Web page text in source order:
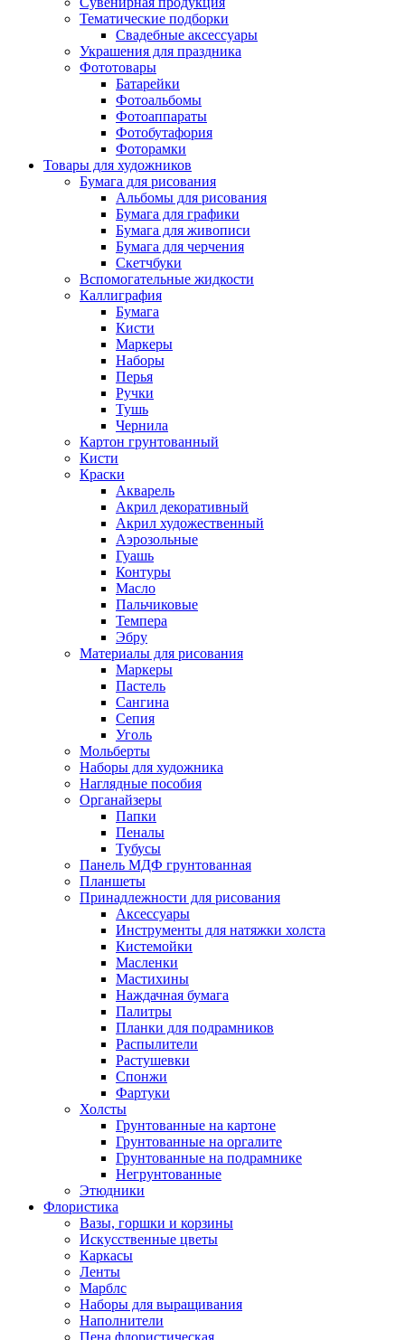
Тематические подборки
Свадебные аксессуары
Украшения для праздника
Фототовары
Батарейки
Фотоальбомы
Фотоаппараты
Фотобутафория
Фоторамки
Товары для художников
Бумага для рисования
Альбомы для рисования
Бумага для графики
Бумага для живописи
Бумага для черчения
Скетчбуки
Вспомогательные жидкости
Каллиграфия
Бумага
Кисти
Маркеры
Наборы
Перья
Ручки
Тушь
Чернила
Картон грунтованный
Кисти
Краски
Акварель
Акрил декоративный
Акрил художественный
Аэрозольные
Гуашь
Контуры
Масло
Пальчиковые
Темпера
Эбру
Материалы для рисования
Маркеры
Пастель
Сангина
Сепия
Уголь
Мольберты
Наборы для художника
Наглядные пособия
Органайзеры
Папки
Пеналы
Тубусы
Панель МДФ грунтованная
Планшеты
Принадлежности для рисования
Аксессуары
Инструменты для натяжки холста
Кистемойки
Масленки
Мастихины
Наждачная бумага
Палитры
Планки для подрамников
Распылители
Растушевки
Спонжи
Фартуки
Холсты
Грунтованные на картоне
Грунтованные на оргалите
Грунтованные на подрамнике
Негрунтованные
Этюдники
Флористика
Вазы, горшки и корзины
Искусственные цветы
Каркасы
Ленты
Марблс
Наборы для выращивания
Наполнители
Пена флористическая